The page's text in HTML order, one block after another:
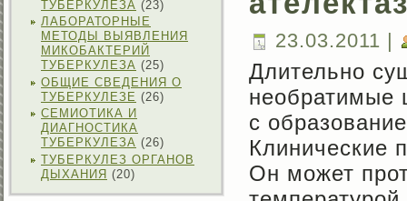
ТУБЕРКУЛЕЗА (23)
ЛАБОРАТОРНЫЕ
МЕТОДЫ ВЫЯВЛЕНИЯ
МИКОБАКТЕРИЙ
ТУБЕРКУЛЕЗА (25)
ОБЩИЕ СВЕДЕНИЯ О
ТУБЕРКУЛЕЗЕ (26)
СЕМИОТИКА И
ДИАГНОСТИКА
ТУБЕРКУЛЕЗА (26)
ТУБЕРКУЛЕЗ ОРГАНОВ
ДЫХАНИЯ (20)
23.03.2011 |
Длительно
необратимые
с
Клинические
Он может